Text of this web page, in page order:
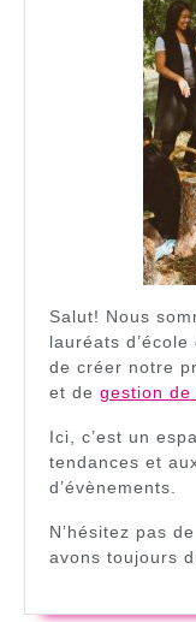
Salut! Nous
lauréats
de créer notre
et de gestion de
Ici, c’est un
tendances et
d’évènements.
N’hésitez pas
avons toujours